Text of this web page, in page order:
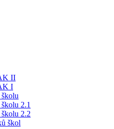
II
I
2.1
2.2
škol